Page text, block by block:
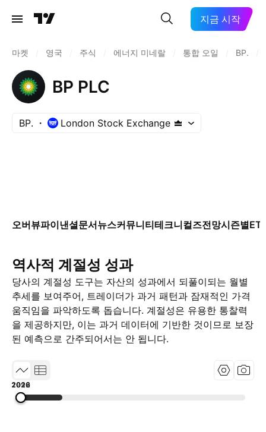
지금 시작
마켓 영국 주식 에너지 미네랄 통합 오일 BP.
BP PLC
BP. London Stock Exchange
오버뷰파이낸셜문서뉴스커뮤니티테크니컬즈전망시즌별
역사적 계절성 성과
당사의 계절성 도구는 자산의 성과에서 되풀이되는 월별
추세를 보여주어, 트레이더가 과거 패턴과 잠재적인 가격
움직임을 파악하도록 돕습니다. 계절성은 유용한 통찰력
을 제공하지만, 이는 과거 데이터에 기반한 것이므로 보장
된 예측으로 간주되어서는 안 됩니다.
1999
2012
2026